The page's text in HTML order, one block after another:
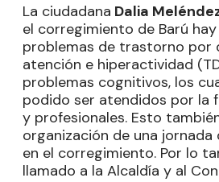
La ciudadana Dalia
el corregimiento de Barú
problemas de trastorno por
atención e hiperactividad
problemas cognitivos, los
podido ser atendidos por la
y profesionales. Esto
organización de una
en el corregimiento. Por lo
llamado a la Alcaldía y al